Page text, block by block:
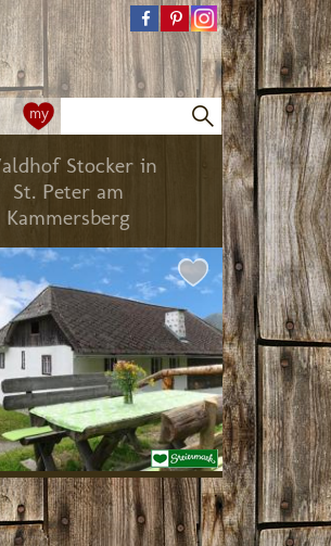
my
Stocker in
St. Peter am
Kammersberg